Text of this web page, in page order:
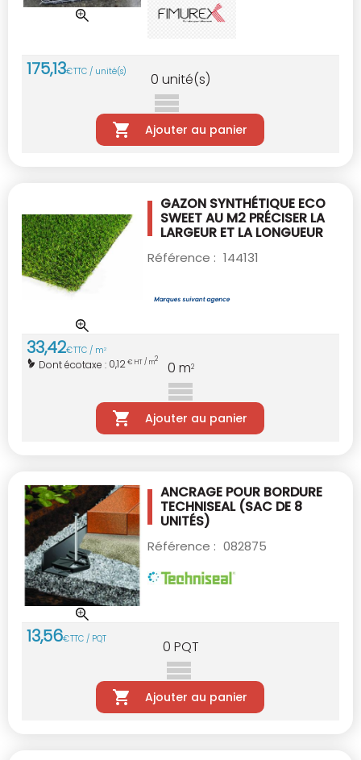
175,13€TTC / unité(s) 0 unité(s)
Ajouter au panier
GAZON SYNTHÉTIQUE ECO
SWEET AU M2 PRÉCISER LA
LARGEUR ET LA LONGUEUR
Référence : 144131
33,42€TTC / m2
Dont écotaxe : 0,12€ HT / m2 0 m2
Ajouter au panier
ANCRAGE POUR BORDURE
TECHNISEAL (SAC DE 8
UNITÉS)
Référence : 082875
13,56€TTC / PQT 0 PQT
Ajouter au panier